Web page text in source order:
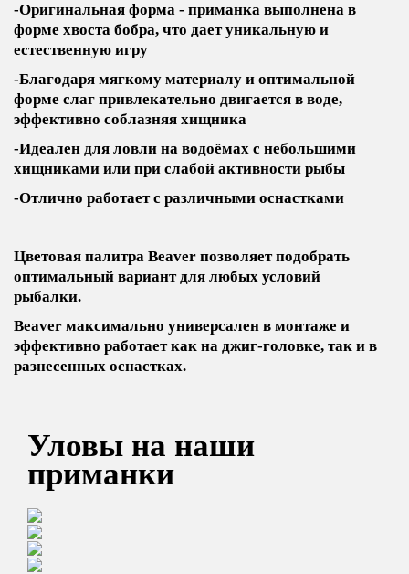
-Оригинальная форма - приманка выполнена в
форме хвоста бобра, что дает уникальную и
естественную игру
-Благодаря мягкому материалу и оптимальной
форме слаг привлекательно двигается в воде,
эффективно соблазняя хищника
-Идеален для ловли на водоёмах с небольшими
хищниками или при слабой активности рыбы
-Отлично работает с различными оснастками
Цветовая палитра Beaver позволяет подобрать
оптимальный вариант для любых условий
рыбалки.
Beaver максимально универсален в монтаже и
эффективно работает как на джиг-головке, так и в
разнесенных оснастках.
Уловы на наши
приманки